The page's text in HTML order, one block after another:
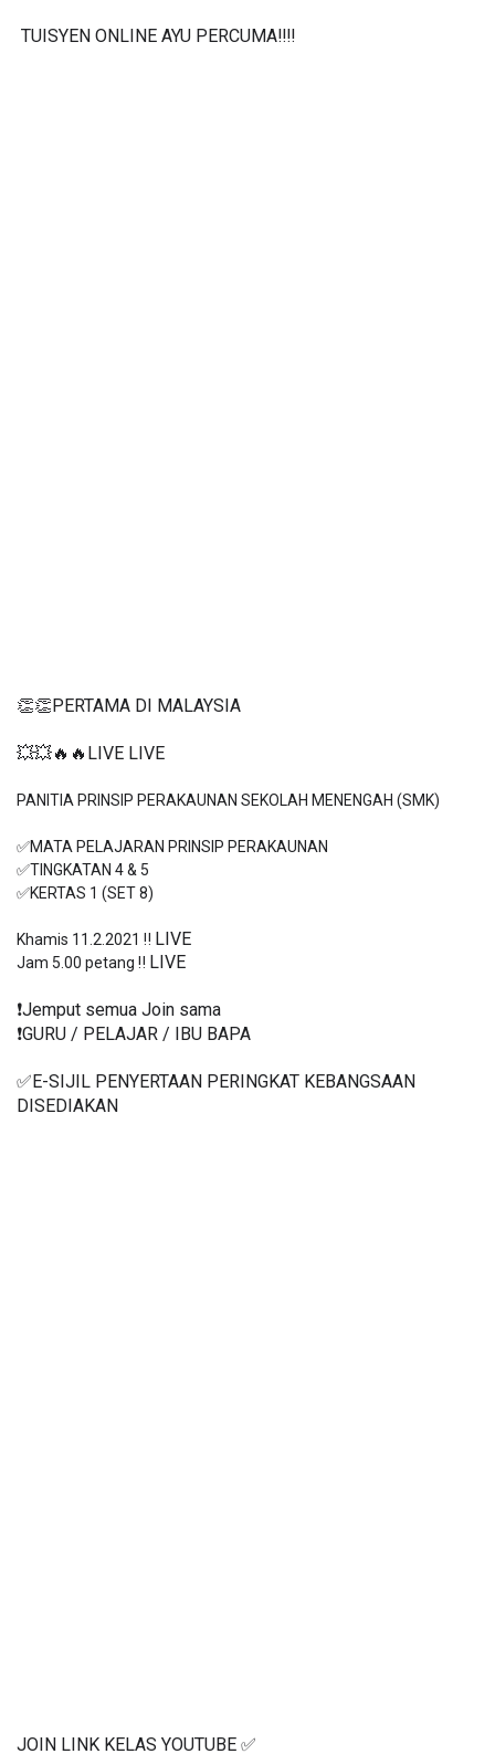
TUISYEN ONLINE AYU PERCUMA‼️‼️
👏👏PERTAMA DI MALAYSIA
💥💥🔥🔥LIVE LIVE
PANITIA PRINSIP PERAKAUNAN SEKOLAH MENENGAH (SMK)
✅MATA PELAJARAN PRINSIP PERAKAUNAN
✅TINGKATAN 4 & 5
✅KERTAS 1 (SET 8)
Khamis 11.2.2021 ‼️ LIVE
Jam 5.00 petang ‼️ LIVE
❗️Jemput semua Join sama
❗️GURU / PELAJAR / IBU BAPA
✅E-SIJIL PENYERTAAN PERINGKAT KEBANGSAAN
DISEDIAKAN
JOIN LINK KELAS YOUTUBE ✅